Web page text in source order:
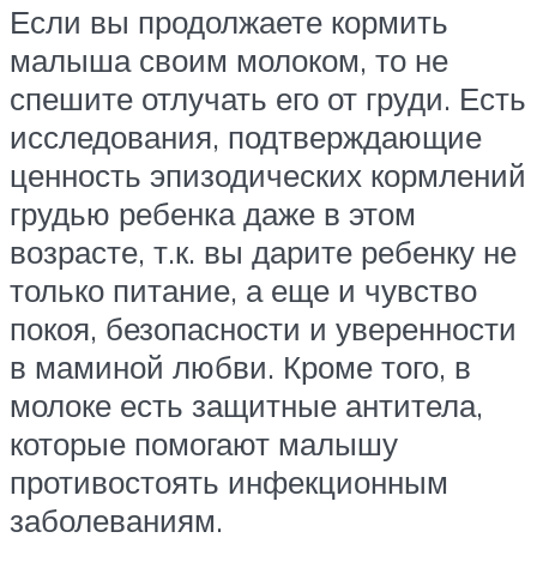
Если вы продолжаете кормить
малыша своим молоком, то не
спешите отлучать его от груди. Есть
исследования, подтверждающие
ценность эпизодических кормлений
грудью ребенка даже в этом
возрасте, т.к. вы дарите ребенку не
только питание, а еще и чувство
покоя, безопасности и уверенности
в маминой любви. Кроме того, в
молоке есть защитные антитела,
которые помогают малышу
противостоять инфекционным
заболеваниям.